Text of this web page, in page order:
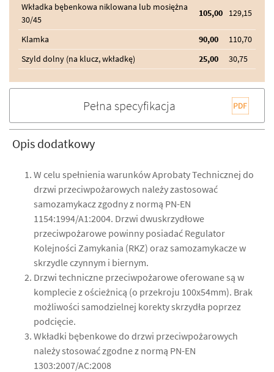
Wkładka bębenkowa niklowana lub mosiężna
30/45
105,00 129,15
Klamka 90,00
110,70
Szyld dolny (na klucz, wkładkę)
25,00 30,75
Pełna specyfikacja
Opis dodatkowy
W celu spełnienia warunków Aprobaty Technicznej do
drzwi przeciwpożarowych należy zastosować
samozamykacz zgodny z normą PN-EN
1154:1994/A1:2004. Drzwi dwuskrzydłowe
przeciwpożarowe powinny posiadać Regulator
Kolejności Zamykania (RKZ) oraz samozamykacze w
skrzydle czynnym i biernym.
Drzwi techniczne przeciwpożarowe oferowane są w
komplecie z ościeżnicą (o przekroju 100x54mm). Brak
możliwości samodzielnej korekty skrzydła poprzez
podcięcie.
Wkładki bębenkowe do drzwi przeciwpożarowych
należy stosować zgodne z normą PN-EN
1303:2007/AC:2008